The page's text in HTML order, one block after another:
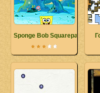
Sponge Bob Squarepants